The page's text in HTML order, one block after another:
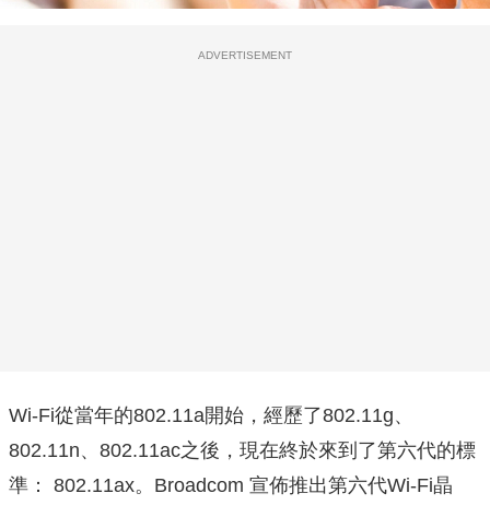
ADVERTISEMENT
Wi-Fi從當年的802.11a開始，經歷了802.11g、
802.11n、802.11ac之後，現在終於來到了第六代的標
準： 802.11ax。Broadcom 宣佈推出第六代Wi-Fi晶